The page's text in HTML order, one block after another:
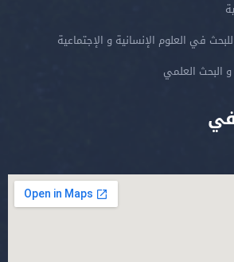
في العلوم الإنسانية و الإجتماعية
البحث العلمي